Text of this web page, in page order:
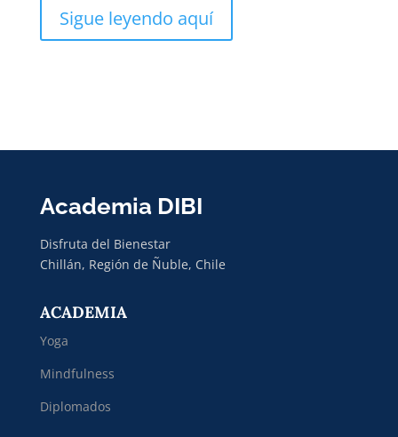
Sigue leyendo aquí
Academia DIBI
Disfruta del Bienestar
Chillán, Región de Ñuble, Chile
ACADEMIA
Yoga
Mindfulness
Diplomados